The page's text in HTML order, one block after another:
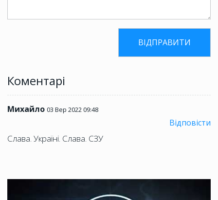
Коментарі
Михайло 03 Вер 2022 09:48
Відповісти
Слава. Україні. Слава. СЗУ